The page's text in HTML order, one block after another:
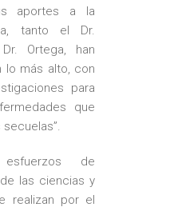
aportes a la
tanto el Dr.
Ortega, han
lo más alto, con
para
que
de
las ciencias y
realizan por el